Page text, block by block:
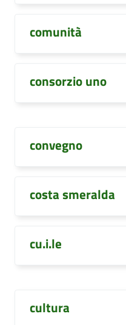
comunità
consorzio uno
convegno
costa smeralda
cu.i.le
cultura